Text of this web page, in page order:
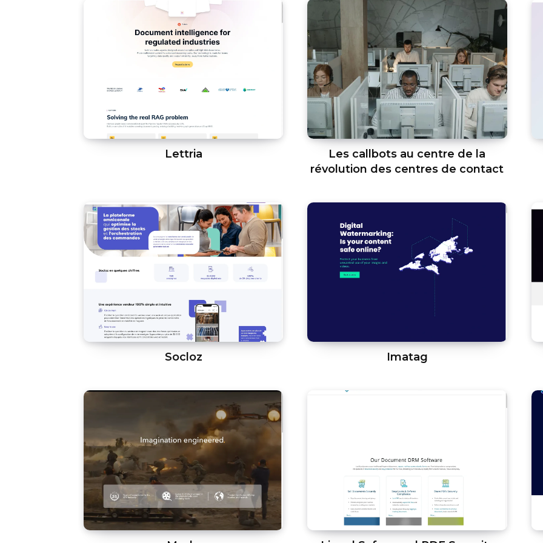
Lettria
Les callbots au centre de la
révolution des centres de contact
Socloz Imatag